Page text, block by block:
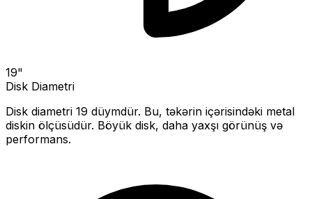
19"
Disk Diametri
Disk diametri 19 düymdür. Bu, təkərin içərisindəki metal
diskin ölçüsüdür. Böyük disk, daha yaxşı görünüş və
performans.